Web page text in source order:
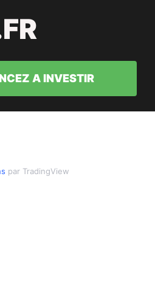
A INVESTIR
par TradingView